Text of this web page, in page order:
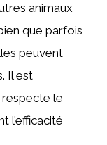
animaux
que parfois
peuvent
Il est
le
l’efficacité